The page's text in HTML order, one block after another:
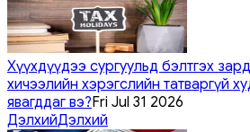
Хүүхдүүдээ сургуульд бэлтгэх
хичээлийн хэрэгслийн татваргүй
явагддаг вэ?Fri Jul 31 2026
ДэлхийДэлхий